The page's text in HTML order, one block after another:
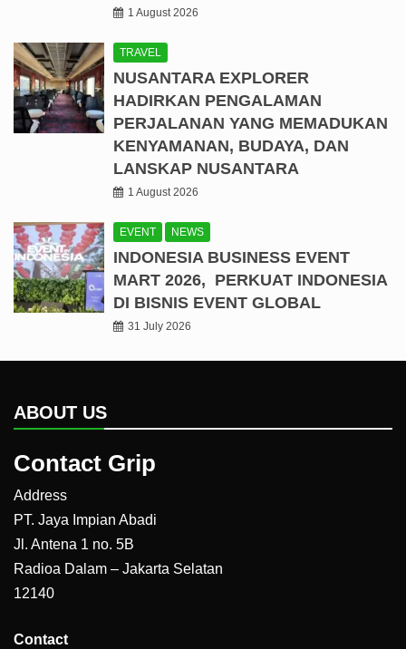
1 August 2026
TRAVEL
NUSANTARA EXPLORER
HADIRKAN PENGALAMAN
PERJALANAN YANG MEMADUKAN
KENYAMANAN, BUDAYA, DAN
LANSKAP NUSANTARA
1 August 2026
EVENT NEWS
INDONESIA BUSINESS EVENT
MART 2026, PERKUAT INDONESIA
DI BISNIS EVENT GLOBAL
31 July 2026
ABOUT US
Contact Grip
Address
PT. Jaya Impian Abadi
Jl. Antena 1 no. 5B
Radioa Dalam – Jakarta Selatan
12140
Contact